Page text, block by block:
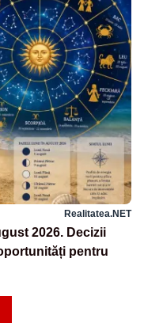
Realitatea.NET
2026. Decizii
pentru